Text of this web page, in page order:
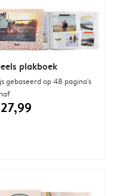
plakboek
gebaseerd op 48 pagina's